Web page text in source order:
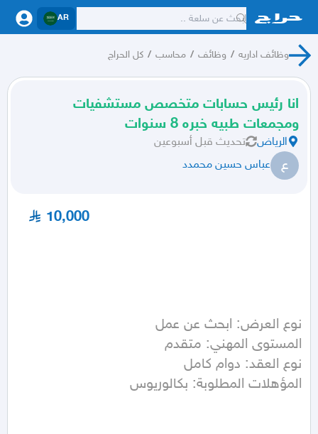
AR
وظائف اداريه / وظائف / محاسب / كل الحراج
انا رئيس حسابات متخصص مستشفيات
ومجمعات طبيه خبره 8 سنوات
الرياض تحديث قبل أسبوعين
ع عباس حسين محمدد
10,000
المؤهلات المطلوبة: بكالوريوس